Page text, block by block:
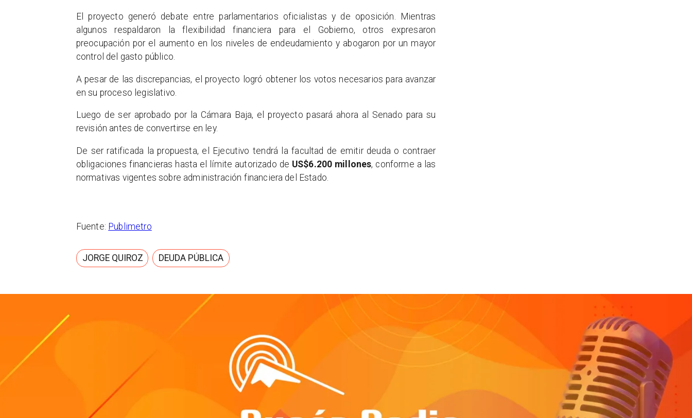
El proyecto generó debate entre parlamentarios oficialistas y de oposición. Mientras
algunos respaldaron la flexibilidad financiera para el Gobierno, otros expresaron
preocupación por el aumento en los niveles de endeudamiento y abogaron por un mayor
control del gasto público.
A pesar de las discrepancias, el proyecto logró obtener los votos necesarios para avanzar
en su proceso legislativo.
Luego de ser aprobado por la Cámara Baja, el proyecto pasará ahora al Senado para su
revisión antes de convertirse en ley.
De ser ratificada la propuesta, el Ejecutivo tendrá la facultad de emitir deuda o contraer
obligaciones financieras hasta el límite autorizado de US$6.200 millones, conforme a las
normativas vigentes sobre administración financiera del Estado.
Fuente: Publimetro
JORGE QUIROZ DEUDA PÚBLICA